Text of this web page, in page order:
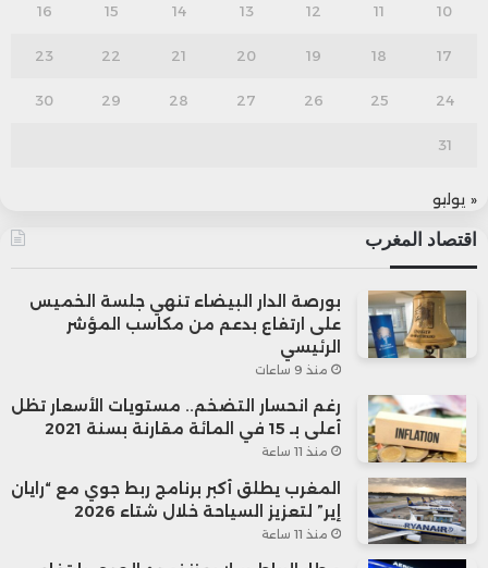
10
11
12
13
14
15
16
17
18
19
20
21
22
23
24
25
26
27
28
29
30
31
« يوليو
اقتصاد المغرب
بورصة الدار البيضاء تنهي جلسة الخميس
على ارتفاع بدعم من مكاسب المؤشر
الرئيسي
منذ 9 ساعات
رغم انحسار التضخم.. مستويات الأسعار تظل
أعلى بـ 15 في المائة مقارنة بسنة 2021
منذ 11 ساعة
المغرب يطلق أكبر برنامج ربط جوي مع “رايان
إير” لتعزيز السياحة خلال شتاء 2026
منذ 11 ساعة